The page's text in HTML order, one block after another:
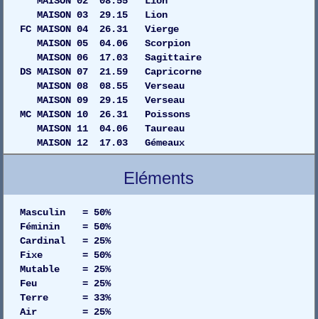
MAISON 03 29.15 Lion
FC MAISON 04 26.31 Vierge
MAISON 05 04.06 Scorpion
MAISON 06 17.03 Sagittaire
DS MAISON 07 21.59 Capricorne
MAISON 08 08.55 Verseau
MAISON 09 29.15 Verseau
MC MAISON 10 26.31 Poissons
MAISON 11 04.06 Taureau
MAISON 12 17.03 Gémeaux
Eléments
Masculin = 50%
Féminin = 50%
Cardinal = 25%
Fixe = 50%
Mutable = 25%
Feu = 25%
Terre = 33%
Air = 25%